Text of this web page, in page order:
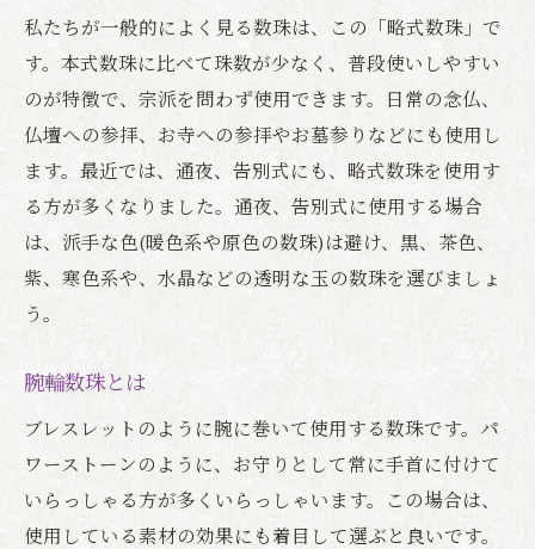
私たちが一般的によく見る数珠は、この「略式数珠」で
す。本式数珠に比べて珠数が少なく、普段使いしやすい
のが特徴で、宗派を問わず使用できます。日常の念仏、
仏壇への参拝、お寺への参拝やお墓参りなどにも使用し
ます。最近では、通夜、告別式にも、略式数珠を使用す
る方が多くなりました。通夜、告別式に使用する場合
は、派手な色(暖色系や原色の数珠)は避け、黒、茶色、
紫、寒色系や、水晶などの透明な玉の数珠を選びましょ
う。
腕輪数珠とは
ブレスレットのように腕に巻いて使用する数珠です。パ
ワーストーンのように、お守りとして常に手首に付けて
いらっしゃる方が多くいらっしゃいます。この場合は、
使用している素材の効果にも着目して選ぶと良いです。